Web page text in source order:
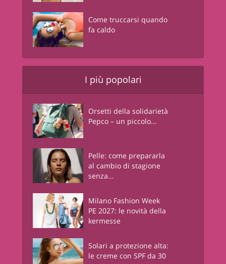
Come truccarsi quando
fa caldo
I più popolari
Orsetti della solidarietà
Pepco – un piccolo...
Pelle: come prepararla
al cambio di stagione
senza...
Milano Fashion Week
PE 2027: le novità della
kermesse
Solari a protezione alta:
le creme con SPF da 30